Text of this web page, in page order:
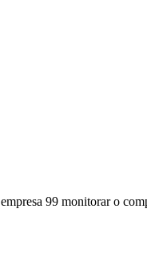
99 monitorar o